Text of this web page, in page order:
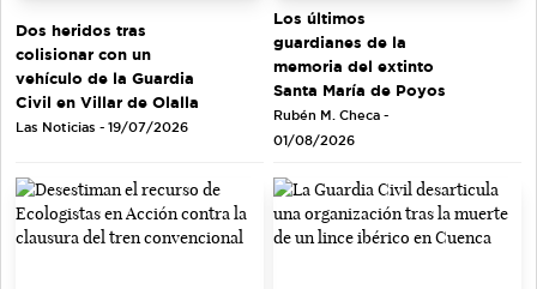
Dos heridos tras
colisionar con un
vehículo de la Guardia
Civil en Villar de Olalla
Las Noticias - 19/07/2026
Los últimos
guardianes de la
memoria del extinto
Santa María de Poyos
Rubén M. Checa -
01/08/2026